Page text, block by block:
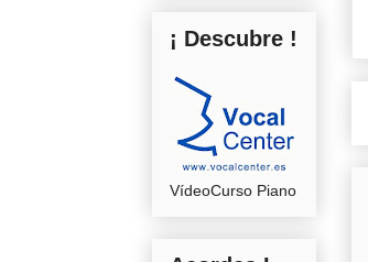
¡ Descubre !
VídeoCurso Piano